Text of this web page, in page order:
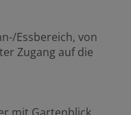
Essbereich, von
Zugang auf die